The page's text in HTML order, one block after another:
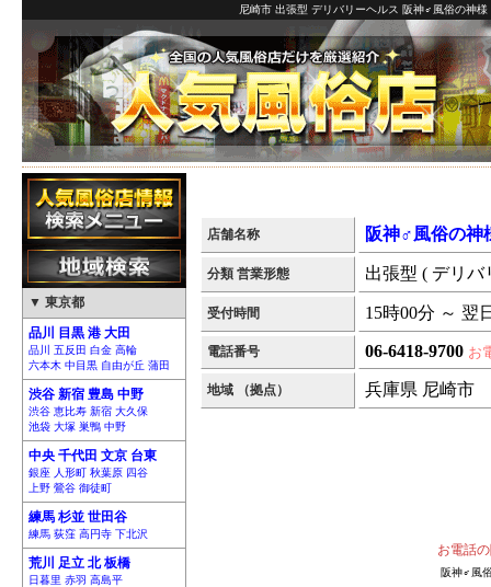
尼崎市 出張型 デリバリーヘルス 阪神♂風俗の神
▼ 東京都
品川 目黒 港 大田
品川 五反田 白金 高輪
六本木 中目黒 自由が丘 蒲田
渋谷 新宿 豊島 中野
渋谷 恵比寿 新宿 大久保
池袋 大塚 巣鴨 中野
中央 千代田 文京 台東
銀座 人形町 秋葉原 四谷
上野 鶯谷 御徒町
練馬 杉並 世田谷
練馬 荻窪 高円寺 下北沢
荒川 足立 北 板橋
日暮里 赤羽 高島平
店舗名称 阪神♂風俗の神
分類 営業形態 出張型 ( デリバ
受付時間 15時00分 ～ 翌
電話番号 06-6418-9700 お
地域 （拠点） 兵庫県 尼崎市
お電話
阪神♂風